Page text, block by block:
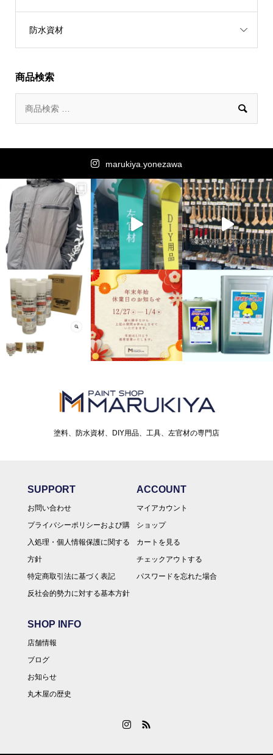
防水資材
商品検索

marukiya.yonezawa
塗料、防水資材、DIY用品、工具、左官材の専門店
SUPPORT
お問い合わせ
プライバシーポリシーおよび購
入処理・個人情報保護に関する
方針
特定商取引法に基づく表記
反社会的勢力に対する基本方針
ACCOUNT
マイアカウント
ショップ
カートを見る
チェックアウトする
パスワードを忘れた場合
SHOP INFO
店舗情報
ブログ
お知らせ
丸木屋の歴史